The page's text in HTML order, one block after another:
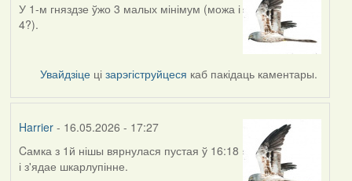
У 1-м гняздзе ўжо 3 малых мінімум (можа і
4?).
Увайдзіце цізарэгіструйцеся каб пакідаць каментары.
Harrier- 16.05.2026 - 17:27
Cамка з 1й нішы вярнулася пустая ў 16:18
і з'ядае шкарлупінне.